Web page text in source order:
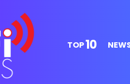
TOP10